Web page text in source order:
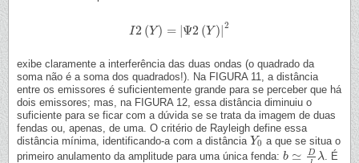
I2 (Y ) = Ψ2 (Y ) 2
I2(Y )= |Ψ2( Y)|2
exibe claramente a interferência das duas ondas (o quadrado da
soma não é a soma dos quadrados!). Na FIGURA 11, a distância
entre os emissores é suficientemente grande para se perceber que há
dois emissores; mas, na FIGURA 12, essa distância diminuiu o
suficiente para se ficar com a dúvida se se trata da imagem de duas
fendas ou, apenas, de uma. O critério de Rayleigh define essa
distância mínima, identificando-a com a distância Y0
Y0 a que se situa o
primeiro anulamento da amplitude para uma única fenda: b ≃
D λ
b ≃D λ
. É